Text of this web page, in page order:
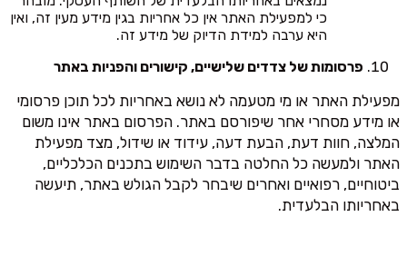
כי למפעילת האתר אין כל אחריות בגין מידע מעין זה, ואין
היא ערבה למידת הדיוק של מידע זה.
פרסומות של צדדים שלישיים, קישורים והפניות באתר
מפעילת האתר או מי מטעמה לא נושא באחריות לכל תוכן פרסומי
או מידע מסחרי אחר שיפורסם באתר. הפרסום באתר אינו משום
המלצה, חוות דעת, הבעת דעה, עידוד או שידול, מצד מפעילת
האתר ולמעשה כל החלטה בדבר השימוש בתכנים הכלכליים,
ביטוחיים, רפואיים ואחרים שיבחר לקבל הגולש באתר, תיעשה
באחריותו הבלעדית.